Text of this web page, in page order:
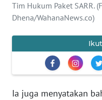
Tim Hukum Paket SARR.
Dhena/WahanaNews.co)
Ia juga menyatakan
INDEKS
BERITA
IKLAN